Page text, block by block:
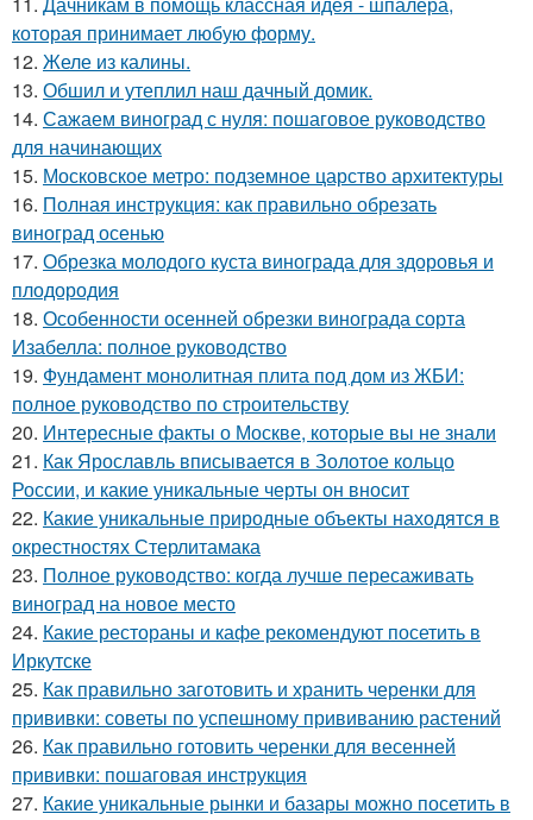
которая принимает любую форму.
12. Желе из калины.
13. Обшил и утеплил наш дачный домик.
14. Сажаем виноград с нуля: пошаговое руководство
для начинающих
15. Московское метро: подземное царство архитектуры
16. Полная инструкция: как правильно обрезать
виноград осенью
17. Обрезка молодого куста винограда для здоровья и
плодородия
18. Особенности осенней обрезки винограда сорта
Изабелла: полное руководство
19. Фундамент монолитная плита под дом из ЖБИ:
полное руководство по строительству
20. Интересные факты о Москве, которые вы не знали
21. Как Ярославль вписывается в Золотое кольцо
России, и какие уникальные черты он вносит
22. Какие уникальные природные объекты находятся в
окрестностях Стерлитамака
23. Полное руководство: когда лучше пересаживать
виноград на новое место
24. Какие рестораны и кафе рекомендуют посетить в
Иркутске
25. Как правильно заготовить и хранить черенки для
прививки: советы по успешному прививанию растений
26. Как правильно готовить черенки для весенней
прививки: пошаговая инструкция
27. Какие уникальные рынки и базары можно посетить в